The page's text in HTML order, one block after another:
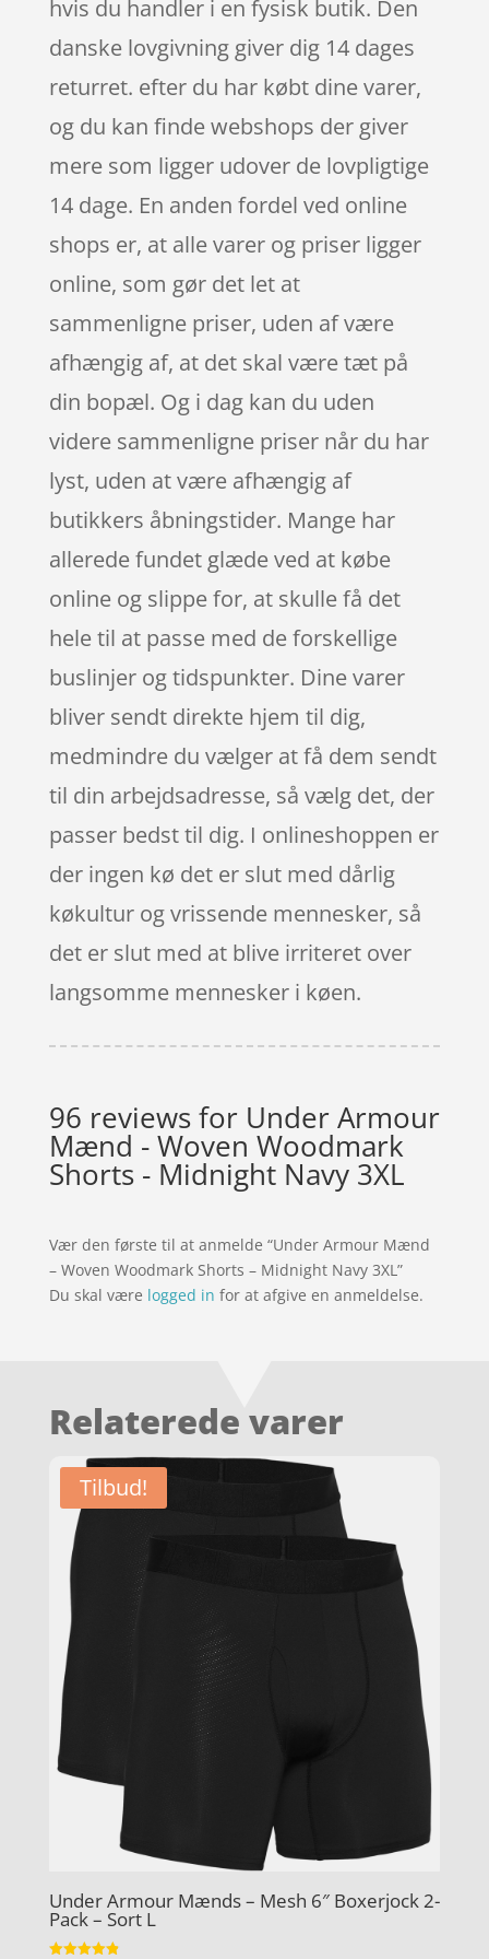
hvis du handler i en fysisk butik. Den
danske lovgivning giver dig 14 dages
returret. efter du har købt dine varer,
og du kan finde webshops der giver
mere som ligger udover de lovpligtige
14 dage. En anden fordel ved online
shops er, at alle varer og priser ligger
online, som gør det let at
sammenligne priser, uden af være
afhængig af, at det skal være tæt på
din bopæl. Og i dag kan du uden
videre sammenligne priser når du har
lyst, uden at være afhængig af
butikkers åbningstider. Mange har
allerede fundet glæde ved at købe
online og slippe for, at skulle få det
hele til at passe med de forskellige
buslinjer og tidspunkter. Dine varer
bliver sendt direkte hjem til dig,
medmindre du vælger at få dem sendt
til din arbejdsadresse, så vælg det, der
passer bedst til dig. I onlineshoppen er
der ingen kø det er slut med dårlig
køkultur og vrissende mennesker, så
det er slut med at blive irriteret over
langsomme mennesker i køen.
96 reviews for Under Armour
Mænd - Woven Woodmark
Shorts - Midnight Navy 3XL
Vær den første til at anmelde “Under Armour Mænd
– Woven Woodmark Shorts – Midnight Navy 3XL”
Du skal være logged in for at afgive en anmeldelse.
Relaterede varer
Tilbud!
Under Armour Mænds – Mesh 6″ Boxerjock 2-
Pack – Sort L